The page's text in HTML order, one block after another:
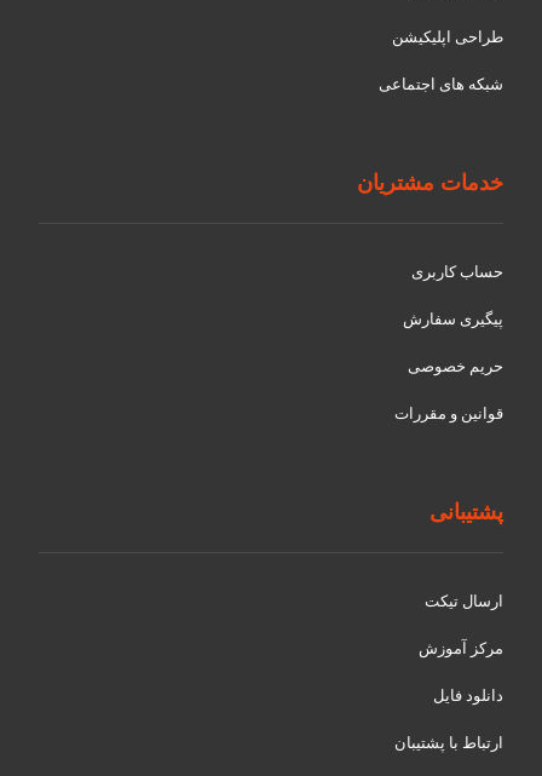
طراحی اپلیکیشن
شبکه های اجتماعی
خدمات مشتریان
حساب کاربری
پیگیری سفارش
حریم خصوصی
قوانین و مقررات
پشتیبانی
ارسال تیکت
مرکز آموزش
دانلود فایل
ارتباط با پشتیبان